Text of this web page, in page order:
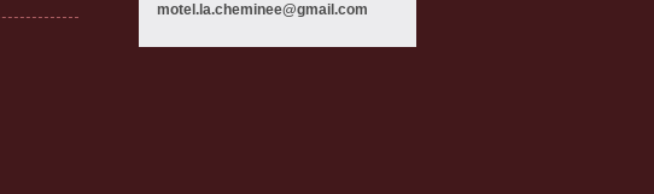
motel.la.cheminee@gmail.com